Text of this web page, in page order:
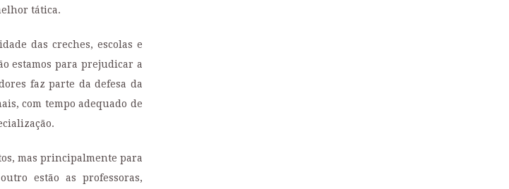
tática.
das creches, escolas e
estamos para prejudicar a
faz parte da defesa da
com tempo adequado de
mas principalmente para
estão as professoras,